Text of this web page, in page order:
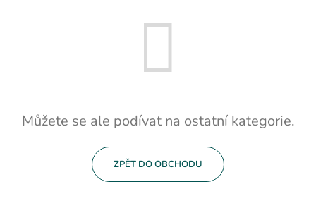
Můžete se ale podívat na ostatní kategorie.
ZPĚT DO OBCHODU